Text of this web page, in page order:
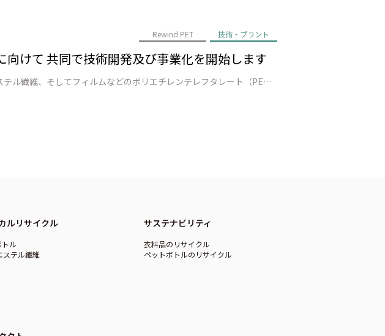
Rewind PET 技術・プラント
けて 共同で技術開発及び事業化を開始します
Axens、IFPEN、日本環境設計（JEPLAN）の3社はこのほど、ペットボトルやポリエステル繊維、そしてフィルムなどのポリエチレンテレフタレート（PET）素材でつくられた使用済み製品のリサイクルを実現するモノマーリサイクルという高度な技術について、プロセスの開発、実証、そして商業化を目的とした共同開発及び事業提携契…
ルリサイクル
ル
ステル繊維
サステナビリティ
衣料品のリサイクル
ペットボトルのリサイクル